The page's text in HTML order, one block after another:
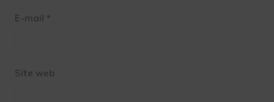
E-mail *
Site web